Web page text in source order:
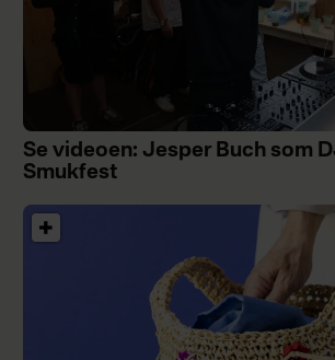
Se videoen: Jesper Buch som
Smukfest